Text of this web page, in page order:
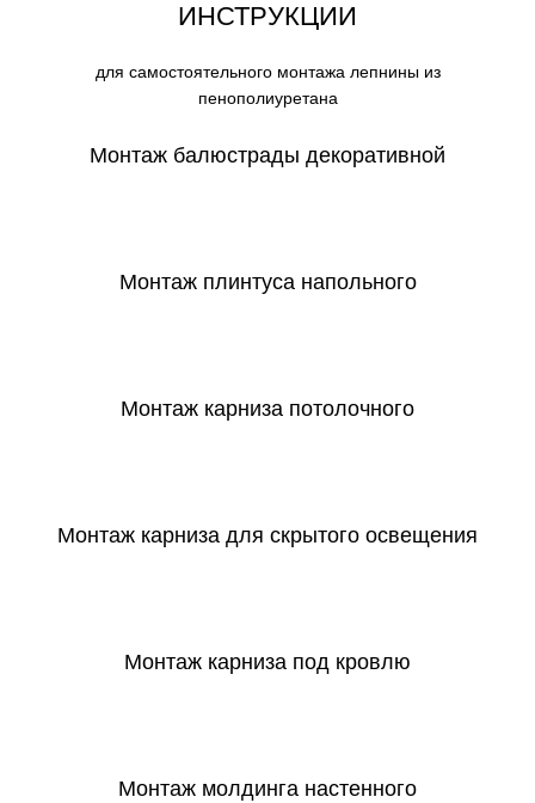
ИНСТРУКЦИИ
для самостоятельного монтажа лепнины из
пенополиуретана
Монтаж балюстрады декоративной
Монтаж плинтуса напольного
Монтаж карниза потолочного
Монтаж карниза для скрытого освещения
Монтаж карниза под кровлю
Монтаж молдинга настенного